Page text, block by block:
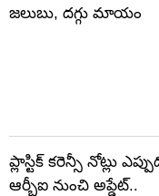
జలుబు, దగ్గు మాయం
ప్లాస్టిక్ కరెన్సీ నోట్లు
ఆర్బీఐ నుంచి అప్డేట్..